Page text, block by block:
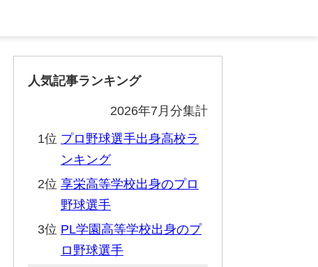
人気記事ランキング
2026年7月分集計
1位 プロ野球選手出身高校ラ
ンキング
2位 享栄高等学校出身のプロ
野球選手
3位 PL学園高等学校出身のプ
ロ野球選手